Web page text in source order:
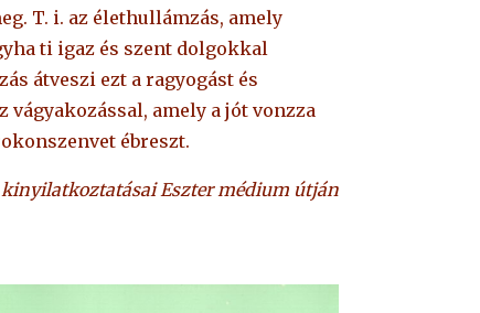
T. i. az élethullámzás, amely
ti igaz és szent dolgokkal
átveszi ezt a ragyogást és
amely a jót vonzza
ébreszt.
Eszter médium útján